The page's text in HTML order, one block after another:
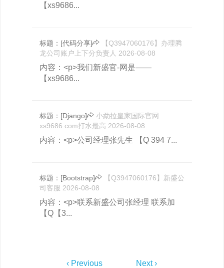
【xs9686...
标题： [代码分享]
【Q3947060176】办理腾
龙公司账户上下分负责人 2026-08-08
内容：<p>我们新盛官-网是——
【xs9686...
标题： [Django]
小勐拉皇家国际官网
xs9686.com打水最高 2026-08-08
内容：<p>公司经理张先生 【Q 394 7...
标题： [Bootstrap]
【Q3947060176】新盛公
司客服 2026-08-08
内容：<p>联系新盛公司张经理 联系加
【Q【3...